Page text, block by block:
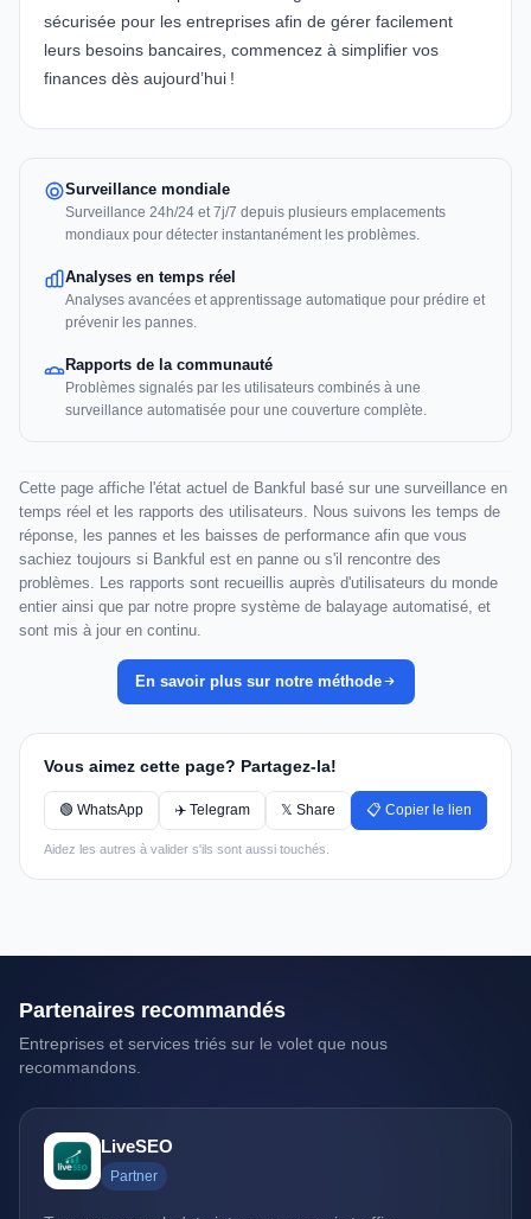
sécurisée pour les entreprises afin de gérer facilement
leurs besoins bancaires, commencez à simplifier vos
finances dès aujourd’hui !
Surveillance mondiale
Surveillance 24h/24 et 7j/7 depuis plusieurs emplacements
mondiaux pour détecter instantanément les problèmes.
Analyses en temps réel
Analyses avancées et apprentissage automatique pour prédire et
prévenir les pannes.
Rapports de la communauté
Problèmes signalés par les utilisateurs combinés à une
surveillance automatisée pour une couverture complète.
Cette page affiche l'état actuel de Bankful basé sur une surveillance en
temps réel et les rapports des utilisateurs. Nous suivons les temps de
réponse, les pannes et les baisses de performance afin que vous
sachiez toujours si Bankful est en panne ou s'il rencontre des
problèmes. Les rapports sont recueillis auprès d'utilisateurs du monde
entier ainsi que par notre propre système de balayage automatisé, et
sont mis à jour en continu.
En savoir plus sur notre méthode
Vous aimez cette page? Partagez-la!
🟢 WhatsApp ✈️ Telegram 𝕏 Share 📋 Copier le lien
Aidez les autres à valider s'ils sont aussi touchés.
Partenaires recommandés
Entreprises et services triés sur le volet que nous
recommandons.
LiveSEO
Partner